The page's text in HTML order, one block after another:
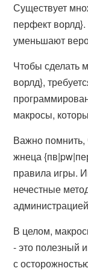
Существует
перфект
уменьшают
Чтобы сделать
ворлд},
макросы,
Важно помнить,
жнеца
правила игры.
нечестные
В целом,
- это полезный
с